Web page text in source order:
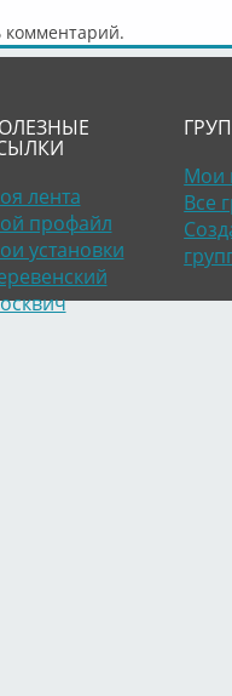
комментарий.
лента
профайл
установки
Мои
Все